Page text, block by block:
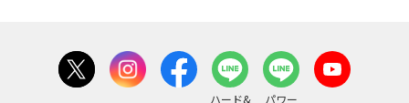
ハード&
パワー